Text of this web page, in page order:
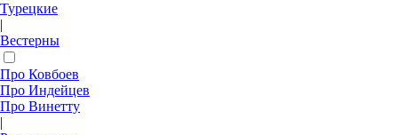
Турецкие
|
Вестерны
Про Ковбоев
Про Индейцев
Про Винетту
|